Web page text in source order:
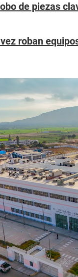
de piezas
roban